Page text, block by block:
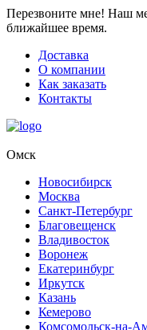
Перезвоните мне! Наш
ближайшее время.
Доставка
О компании
Как заказать
Контакты
Омск
Новосибирск
Москва
Санкт-Петербург
Благовещенск
Владивосток
Воронеж
Екатеринбург
Иркутск
Казань
Кемерово
Комсомольск-на-